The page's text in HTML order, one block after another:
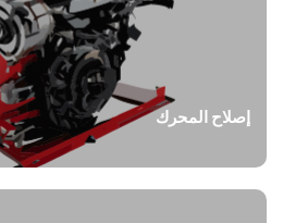
إصلاح المحرك